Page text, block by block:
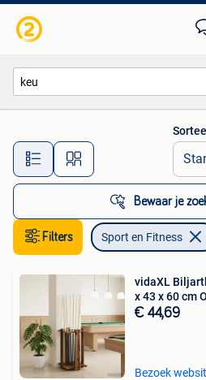
Alle afstanden…
Bewaar je
Filters Sport en Fitness
vidaXL
x 43 x 60 cm
€ 44,69
Bezoek